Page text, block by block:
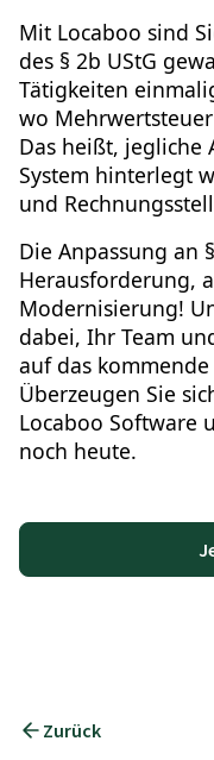
Zurück
Mit Locaboo sind
des § 2b UStG
Tätigkeiten
wo
Das heißt, jegliche
System hinterlegt
und
Die Anpassung an
Herausforderung,
Modernisierung!
dabei, Ihr Team
auf das
Überzeugen Sie
Locaboo Software
noch heute.